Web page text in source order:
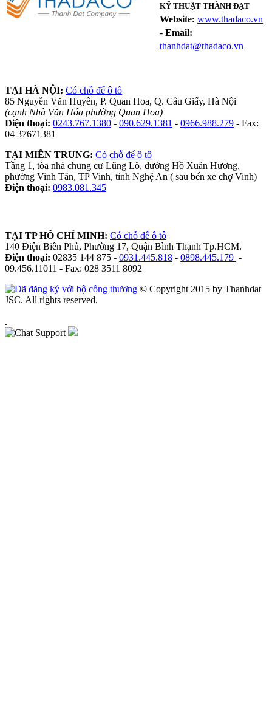
KỸ THUẬT THÀNH ĐẠT
Website: www.thadaco.vn
- Email:
thanhdat@thadaco.vn
TẠI HÀ NỘI: Có chỗ để ô tô
85 Nguyễn Văn Huyên, P. Quan Hoa, Q. Cầu Giấy, Hà Nội
(cạnh Nhà Văn Hóa phường Quan Hoa)
Điện thoại: 0243.767.1380 - 090.629.1381 - 0966.988.279 - Fax:
04 37671381
TẠI MIỀN TRUNG: Có chỗ để ô tô
Tầng 1, tòa nhà chung cư Lũng Lô, đường Hồ Xuân Hương,
phường Vinh Tân, TP Vinh, tỉnh Nghệ An ( sau bến xe chợ Vinh)
Điện thoại: 0983.081.345
TẠI TP HỒ CHÍ MINH: Có chỗ để ô tô
140 Điện Biên Phủ, Phường 17, Quận Bình Thạnh Tp.HCM.
Điện thoại: 02835 144 875 - 0931.445.818 - 0898.445.179 -
09.456.11011 - Fax: 028 3511 8092
© Copyright 2015 by Thanhdat
JSC. All rights reserved.